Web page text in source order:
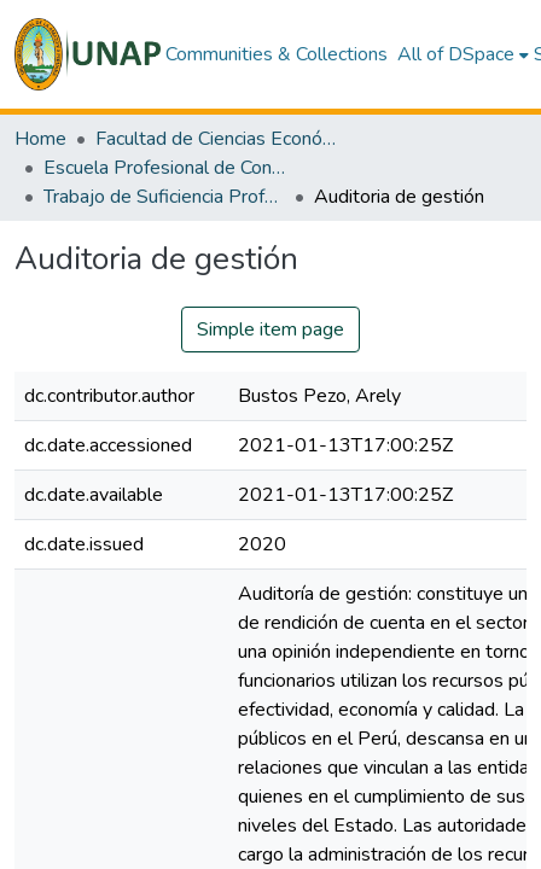
Communities & Collections All of DSpace
Home
Facultad de Ciencias Económicas y de Negocios
Escuela Profesional de Contabilidad
Trabajo de Suficiencia Profesional
Auditoria de gestión
Auditoria de gestión
Simple item page
dc.contributor.author
Bustos Pezo, Arely
dc.date.accessioned
2021-01-13T17:00:25Z
dc.date.available
2021-01-13T17:00:25Z
dc.date.issued
2020
Auditoría de gestión: constituye
de rendición de cuenta en el sector
una opinión independiente en torno
funcionarios utilizan los recursos
efectividad, economía y calidad. La
públicos en el Perú, descansa en
relaciones que vinculan a las
quienes en el cumplimiento de sus
niveles del Estado. Las
cargo la administración de los